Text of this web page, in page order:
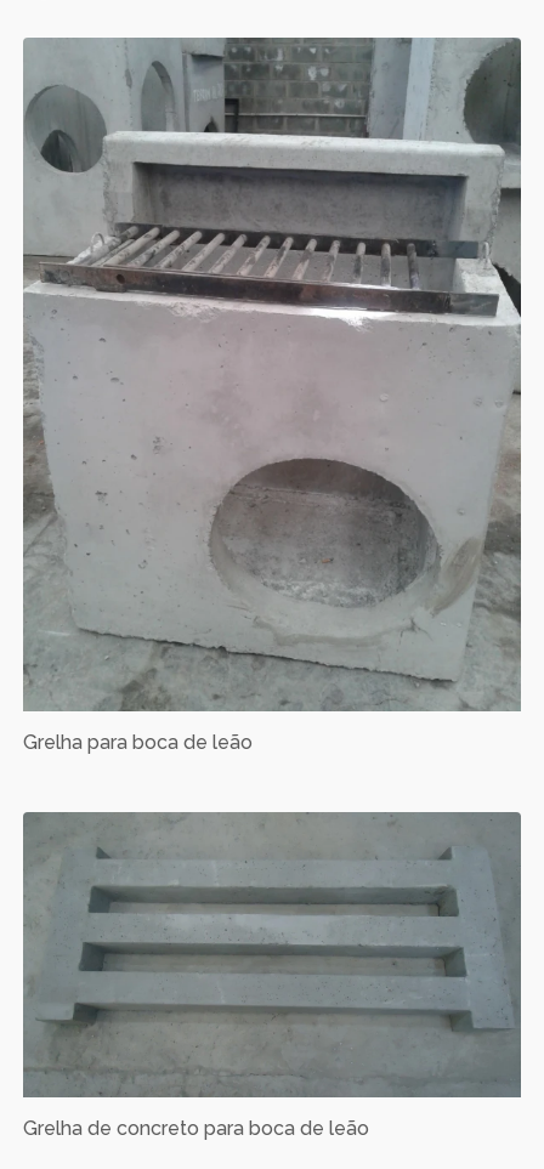
Grelha para boca de leão
Grelha de concreto para boca de leão